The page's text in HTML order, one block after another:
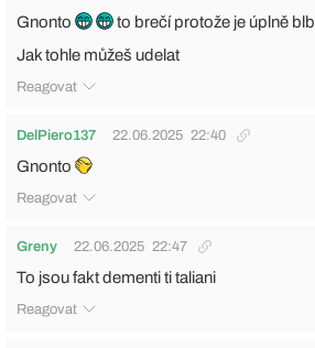
Gnonto
to brečí protože je úplně
Jak tohle můžeš udelat
Reagovat
DelPiero137 22.06.2025 22:40
Gnonto
Reagovat
Greny 22.06.2025 22:47
To jsou fakt dementi ti taliani
Reagovat